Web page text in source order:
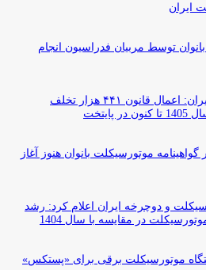
ایران
توسط مربیان فدراسیون انجام
فاجعه موتورسواری در ایران: اعمال قانون ۴۴۱ هزار تخلف
موتورسیکلت بانوان هنوز آغاز
و دوچرخه ایران اعلام کرد: رشد
25 هزار دستگاه موتورسیکلت برقی برای «پستکس»